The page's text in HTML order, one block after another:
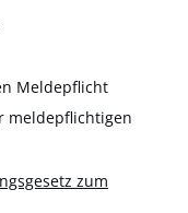
Meldepflicht
meldepflichtigen
zum